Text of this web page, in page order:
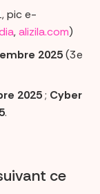
pic e-
,alizila.com)
2025(3e
2025; Cyber
.
ce